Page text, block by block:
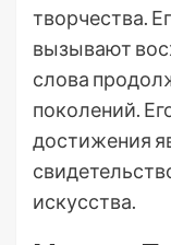
творчества.
вызывают
слова
поколений.
достижения
искусства.